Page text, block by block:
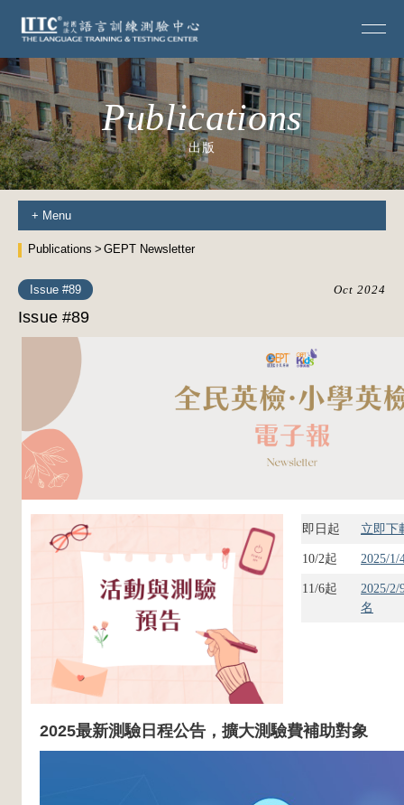
Publications
出版
+ Menu
Publications GEPT Newsletter
Issue #89 Oct 2024
Issue #89
即日起 立即下
10/2起 2025/
11/6起
2025/
名
2025最新測驗日程公告，擴大測驗費補助對象